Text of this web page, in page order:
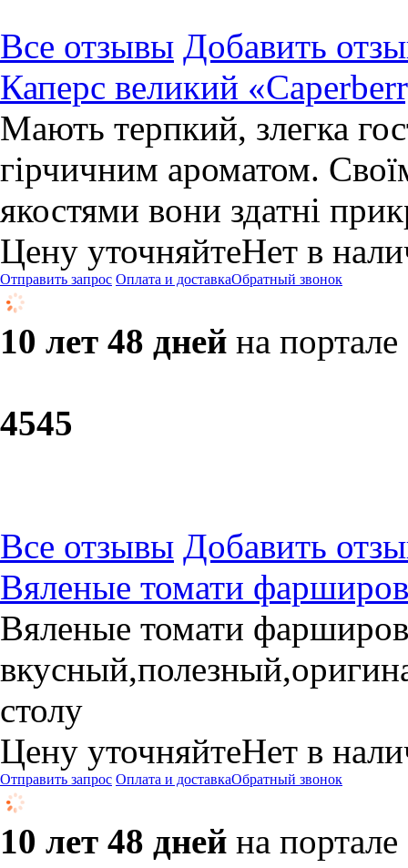
Все отзывы Добавить
Каперс великий
Мають терпкий, злегка
гірчичним ароматом.
якостями вони здатні
Цену уточняйтеНет в
Отправить запрос Оплата и доставкаОбратный звонок
10 лет 48 дней на портале
4545
Все отзывы Добавить
Вяленые томати
Вяленые томати
столу
Цену уточняйтеНет в
Отправить запрос Оплата и доставкаОбратный звонок
10 лет 48 дней на портале